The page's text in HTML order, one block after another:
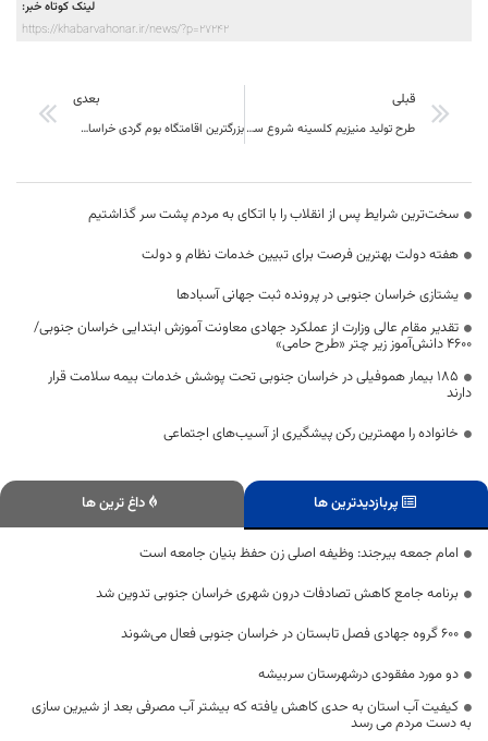
لینک کوتاه خبر:
https://khabarvahonar.ir/news/?p=27242
قبلی
طرح تولید منیزیم کلسینه شروع سرمایه گذاری خارجی در نهبندان
بعدی
بزرگترین اقامتگاه بوم گردی خراسان جنوبی تا پایان سال افتتاح می‌شود
سخت‌ترین شرایط پس از انقلاب را با اتکای به مردم پشت سر گذاشتیم
هفته دولت بهترین فرصت برای تبیین خدمات نظام و دولت
یشتازی خراسان جنوبی در پرونده ثبت جهانی آسبادها
تقدیر مقام عالی وزارت از عملکرد جهادی معاونت آموزش ابتدایی خراسان جنوبی/
۴۶۰۰ دانش‌آموز زیر چتر «طرح حامی»
۱۸۵ بیمار هموفیلی در خراسان جنوبی تحت پوشش خدمات بیمه سلامت قرار
دارند
خانواده را مهمترین رکن پیشگیری از آسیب‌های اجتماعی
پربازدیدترین ها داغ ترین ها
امام جمعه بیرجند: وظیفه اصلی زن حفظ بنیان جامعه است
برنامه جامع کاهش تصادفات درون شهری خراسان جنوبی تدوین شد
۶۰۰ گروه‌ جهادی فصل تابستان در خراسان جنوبی فعال می‌شوند
دو مورد مفقودی درشهرستان سربیشه
کیفیت آب استان به حدی کاهش یافته که بیشتر آب مصرفی بعد از شیرین سازی
به دست مردم می رسد